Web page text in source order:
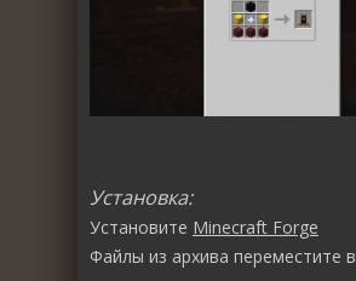
Установка:
Установите Minecraft Forge
Файлы из архива переместите в